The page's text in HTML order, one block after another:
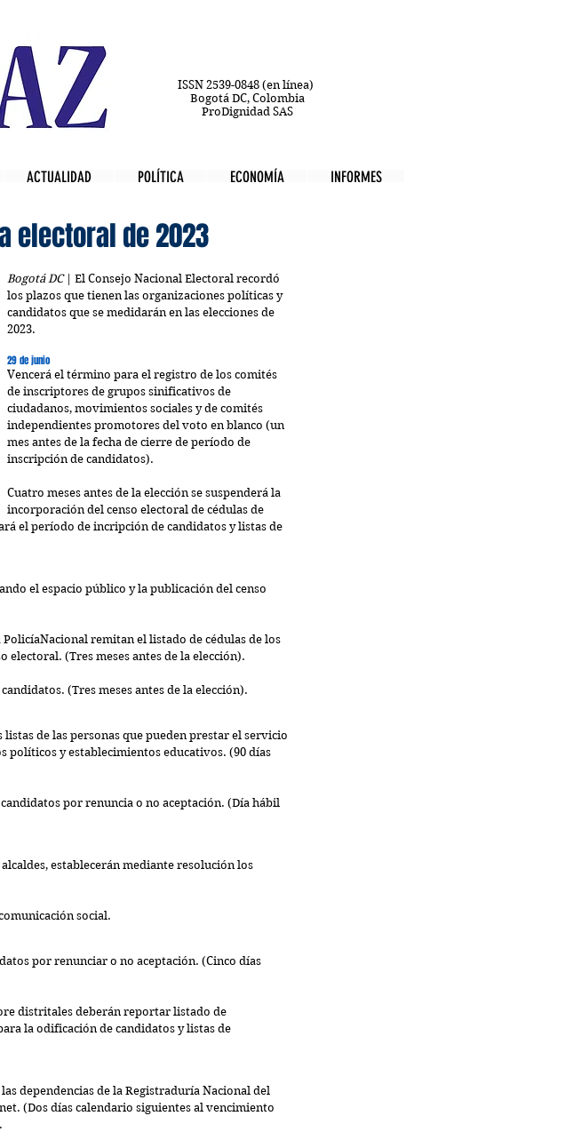
ISSN 2539-0848 (en línea)
Bogotá DC, Colombia
ProDignidad SAS
ACTUALIDAD POLÍTICA ECONOMÍA INFORMES
electoral de 2023
Bogotá DC | El Consejo Nacional Electoral recordó
los plazos que tienen las organizaciones políticas y
candidatos que se medidarán en las elecciones de
2023.
29 de junio
Vencerá el término para el registro de los comités
de inscriptores de grupos sinificativos de
ciudadanos, movimientos sociales y de comités
independientes promotores del voto en blanco (un
mes antes de la fecha de cierre de período de
inscripción de candidatos).
Cuatro meses antes de la elección se suspenderá la
incorporación del censo electoral de cédulas de
el período de incripción de candidatos y listas de
el espacio público y la publicación del censo
remitan el listado de cédulas de los
electoral. (Tres meses antes de la elección).
(Tres meses antes de la elección).
de las personas que pueden prestar el servicio
políticos y establecimientos educativos. (90 días
establecerán mediante resolución los
social.
por renunciar o no aceptación. (Cinco días
distritales deberán reportar listado de
la odificación de candidatos y listas de
dependencias de la Registraduría Nacional del
(Dos días calendario siguientes al vencimiento